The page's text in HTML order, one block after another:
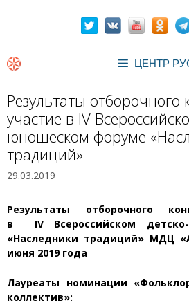
ЦЕНТР
Результаты отборочного
участие в IV
юношеском форуме
традиций»
29.03.2019
Результаты отборочного
в IVВсероссийском
«Наследники традиций» МДЦ
июня 2019 года
Лауреаты номинации
коллектив»: